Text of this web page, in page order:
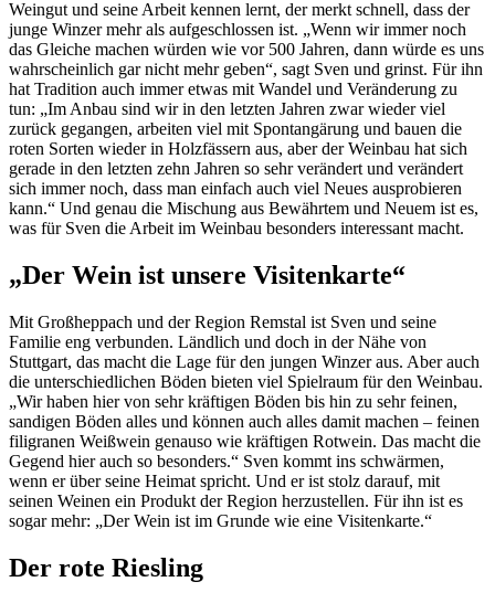
Weingut und seine Arbeit kennen lernt, der merkt schnell, dass der
junge Winzer mehr als aufgeschlossen ist. „Wenn wir immer noch
das Gleiche machen würden wie vor 500 Jahren, dann würde es uns
wahrscheinlich gar nicht mehr geben“, sagt Sven und grinst. Für ihn
hat Tradition auch immer etwas mit Wandel und Veränderung zu
tun: „Im Anbau sind wir in den letzten Jahren zwar wieder viel
zurück gegangen, arbeiten viel mit Spontangärung und bauen die
roten Sorten wieder in Holzfässern aus, aber der Weinbau hat sich
gerade in den letzten zehn Jahren so sehr verändert und verändert
sich immer noch, dass man einfach auch viel Neues ausprobieren
kann.“ Und genau die Mischung aus Bewährtem und Neuem ist es,
was für Sven die Arbeit im Weinbau besonders interessant macht.
„Der Wein ist unsere Visitenkarte“
Mit Großheppach und der Region Remstal ist Sven und seine
Familie eng verbunden. Ländlich und doch in der Nähe von
Stuttgart, das macht die Lage für den jungen Winzer aus. Aber auch
die unterschiedlichen Böden bieten viel Spielraum für den Weinbau.
„Wir haben hier von sehr kräftigen Böden bis hin zu sehr feinen,
sandigen Böden alles und können auch alles damit machen – feinen
filigranen Weißwein genauso wie kräftigen Rotwein. Das macht die
Gegend hier auch so besonders.“ Sven kommt ins schwärmen,
wenn er über seine Heimat spricht. Und er ist stolz darauf, mit
seinen Weinen ein Produkt der Region herzustellen. Für ihn ist es
sogar mehr: „Der Wein ist im Grunde wie eine Visitenkarte.“
Der rote Riesling